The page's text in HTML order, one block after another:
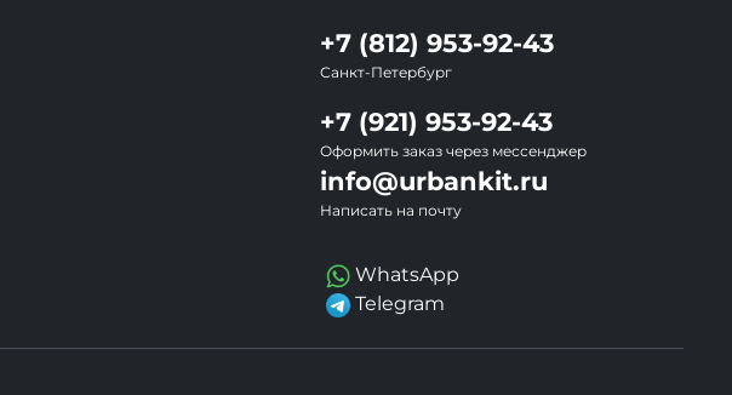
+7 (812) 953-92-43
Санкт-Петербург
+7 (921) 953-92-43
Оформить заказ через мессенджер
info@urbankit.ru
Написать на почту
WhatsApp
Telegram